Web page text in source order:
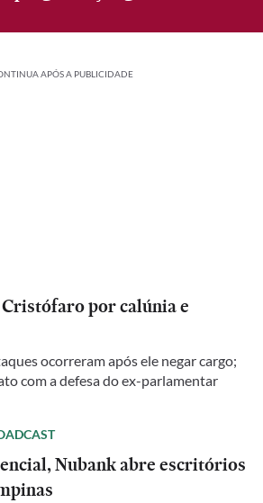
APÓS A PUBLICIDADE
por calúnia e
ocorreram após ele negar cargo;
com a defesa do ex-parlamentar
Nubank abre escritórios